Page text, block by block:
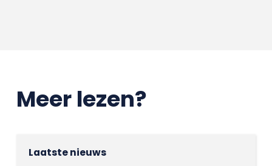
Meer lezen?
Laatste nieuws